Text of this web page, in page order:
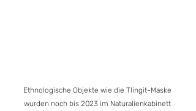
Ethnologische Objekte wie die Tlingit-Maske
wurden noch bis 2023 im Naturalienkabinett